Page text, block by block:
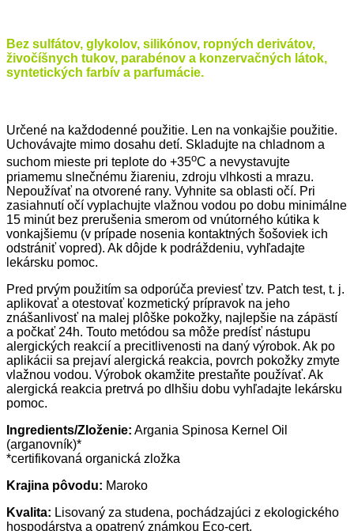
Bez sulfátov, glykolov, silikónov, ropných derivátov,
živočíšnych tukov, parabénov a konzervačných látok,
syntetických farbív a parfumácie.
Určené na každodenné použitie. Len na vonkajšie použitie.
Uchovávajte mimo dosahu detí. Skladujte na chladnom a
suchom mieste pri teplote do +35oC a nevystavujte
priamemu slnečnému žiareniu, zdroju vlhkosti a mrazu.
Nepoužívať na otvorené rany. Vyhnite sa oblasti očí. Pri
zasiahnutí očí vyplachujte vlažnou vodou po dobu minimálne
15 minút bez prerušenia smerom od vnútorného kútika k
vonkajšiemu (v prípade nosenia kontaktných šošoviek ich
odstrániť vopred). Ak dôjde k podráždeniu, vyhľadajte
lekársku pomoc.
Pred prvým použitím sa odporúča previesť tzv. Patch test, t. j.
aplikovať a otestovať kozmetický prípravok na jeho
znášanlivosť na malej plôške pokožky, najlepšie na zápästí
a počkať 24h. Touto metódou sa môže predísť nástupu
alergických reakcií a precitlivenosti na daný výrobok. Ak po
aplikácii sa prejaví alergická reakcia, povrch pokožky zmyte
vlažnou vodou. Výrobok okamžite prestaňte používať. Ak
alergická reakcia pretrvá po dlhšiu dobu vyhľadajte lekársku
pomoc.
Ingredients/Zloženie: Argania Spinosa Kernel Oil
(arganovník)*
*certifikovaná organická zložka
Krajina pôvodu: Maroko
Kvalita: Lisovaný za studena, pochádzajúci z ekologického
hospodárstva a opatrený známkou Eco-cert.